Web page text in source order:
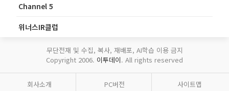
Channel 5
위너스IR클럽
무단전재 및 수집, 복사, 재배포, AI학습 이용 금지
Copyright 2006. 이투데이. All rights reserved
회사소개 PC버전 사이트맵